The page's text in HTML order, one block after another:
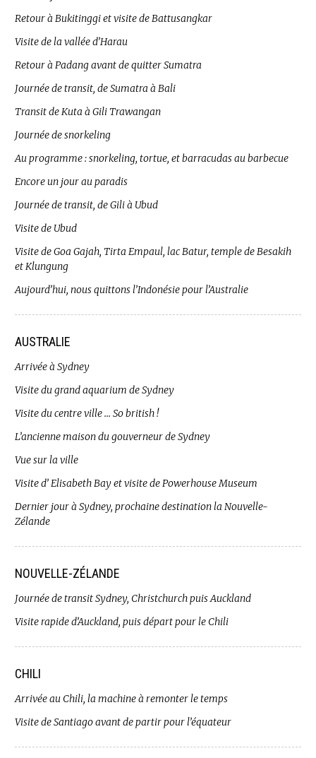
Retour à Bukitinggi et visite de Battusangkar
Visite de la vallée d’Harau
Retour à Padang avant de quitter Sumatra
Journée de transit, de Sumatra à Bali
Transit de Kuta à Gili Trawangan
Journée de snorkeling
Au programme : snorkeling, tortue, et barracudas au barbecue
Encore un jour au paradis
Journée de transit, de Gili à Ubud
Visite de Ubud
Visite de Goa Gajah, Tirta Empaul, lac Batur, temple de Besakih
et Klungung
Aujourd’hui, nous quittons l’Indonésie pour l’Australie
AUSTRALIE
Arrivée à Sydney
Visite du grand aquarium de Sydney
Visite du centre ville … So british !
L’ancienne maison du gouverneur de Sydney
Vue sur la ville
Visite d’ Elisabeth Bay et visite de Powerhouse Museum
Dernier jour à Sydney, prochaine destination la Nouvelle-
Zélande
NOUVELLE-ZÉLANDE
Journée de transit Sydney, Christchurch puis Auckland
Visite rapide d’Auckland, puis départ pour le Chili
CHILI
Arrivée au Chili, la machine à remonter le temps
Visite de Santiago avant de partir pour l’équateur